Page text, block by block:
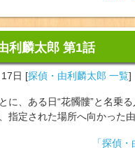
利麟太郎 第1話
日 [探偵・由利麟太郎 一覧]
に、ある日“花髑髏”と名乗
指定された場所へ向かった
「探偵